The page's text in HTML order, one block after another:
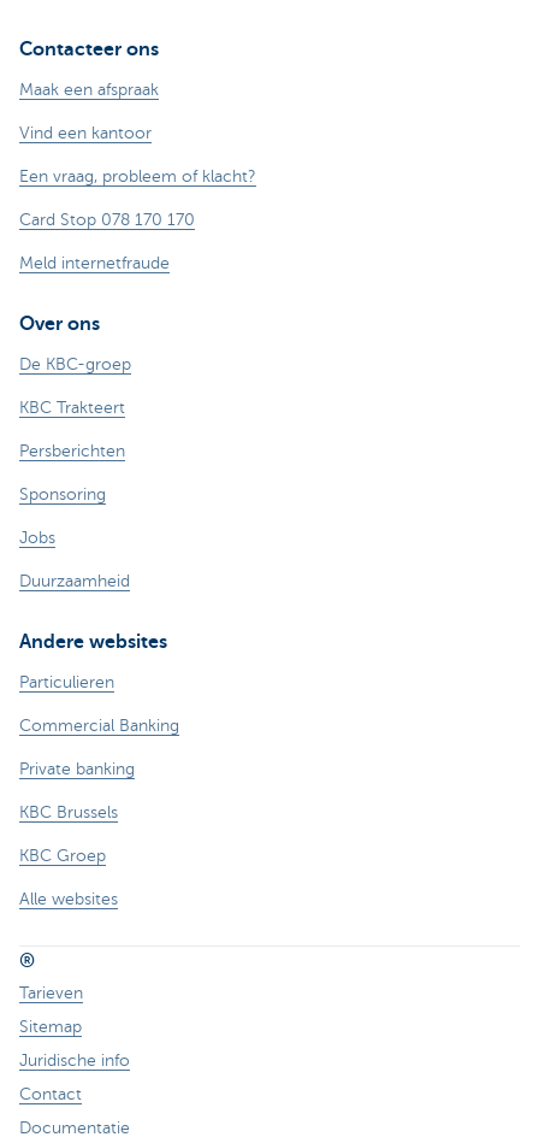
Contacteer ons
Maak een afspraak
Vind een kantoor
Een vraag, probleem of klacht?
Card Stop 078 170 170
Meld internetfraude
Over ons
De KBC-groep
KBC Trakteert
Persberichten
Sponsoring
Jobs
Duurzaamheid
Andere websites
Particulieren
Commercial Banking
Private banking
KBC Brussels
KBC Groep
Alle websites
®
Tarieven
Sitemap
Juridische info
Contact
Documentatie